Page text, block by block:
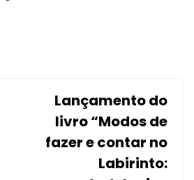
Lançamento do
livro “Modos de
fazer e contar no
Labirinto: